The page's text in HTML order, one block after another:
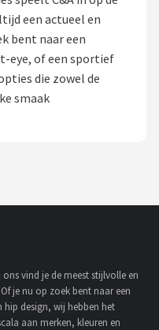
een actueel en
bent naar een
eye, of een sportief
die zowel de
smaak
vind je de meest stijlvolle en
je nu op zoek bent naar een
hip design, wij hebben het
aan merken, kleuren en